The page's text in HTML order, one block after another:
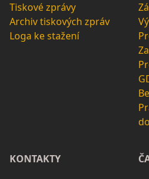
Tiskové zprávy
Archiv tiskových zpráv
Loga ke stažení
KONTAKTY